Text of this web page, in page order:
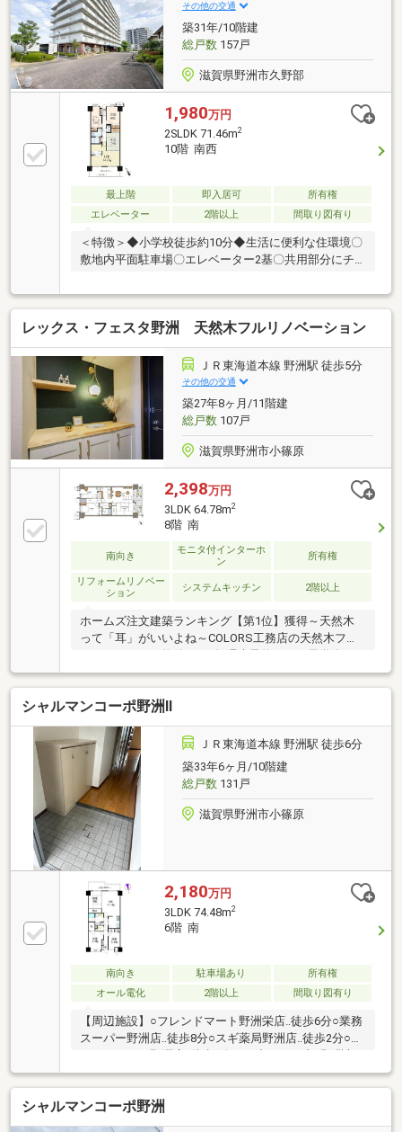
すべてはお客様のためにをモットーに、知識豊富なス
タッフがお客様のご希望に沿う物件をご提案をさせて
頂きます。どんな事でもお気軽にご相談下さいませ
◆◆
その他の交通
築31年/10階建
総戸数157戸
滋賀県野洲市久野部
1,980万円
2SLDK 71.46m2
10階 南西
最上階 即入居可
所有権
エレベーター
2階以上 間取り図有り
＜特徴＞◆小学校徒歩約10分◆生活に便利な住環境〇
敷地内平面駐車場〇エレベーター2基〇共用部分にチ
レックス・フェスタ野洲 天然木フルリノベーション
ＪＲ東海道本線 野洲駅 徒歩5分
その他の交通
築27年8ヶ月/11階建
総戸数107戸
滋賀県野洲市小篠原
2,398万円
3LDK 64.78m2
8階 南
南向き
モニタ付インターホ
ン
所有権
リフォームリノベー
ション
システムキッチン 2階以上
ホームズ注文建築ランキング【第1位】獲得～天然木
って「耳」がいいよね～COLORS工務店の天然木フル
開催しています、木の香りと肌触りをぜひ現地見学で
体感してください♪
シャルマンコーポ野洲Ⅱ
ＪＲ東海道本線 野洲駅 徒歩6分
築33年6ヶ月/10階建
総戸数131戸
滋賀県野洲市小篠原
2,180万円
3LDK 74.48m2
6階 南
南向き 駐車場あり
所有権
オール電化
2階以上 間取り図有り
【周辺施設】○フレンドマート野洲栄店‥徒歩6分○業務
スーパー野洲店‥徒歩8分○スギ薬局野洲店‥徒歩2分○ク
役所前店‥徒歩2分○ファミリーマート野洲冨波店‥徒歩
11分●野洲小学校‥徒歩9分●野洲中学校‥徒歩17分はじ
めての家探しの方、一度は探したけど決まらなかっ
た…という方も、まずは当社“グローバル不動産販売”に
シャルマンコーポ野洲